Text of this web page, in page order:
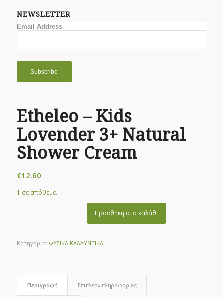
NEWSLETTER
Email Address
Etheleo – Kids
Lovender 3+ Natural
Shower Cream
€12.60
1 σε απόθεμα
Προσθήκη στο καλάθι
Κατηγορία: ΦΥΣΙΚΑ ΚΑΛΛΥΝΤΙΚΑ
Περιγραφή Επιπλέον πληροφορίες